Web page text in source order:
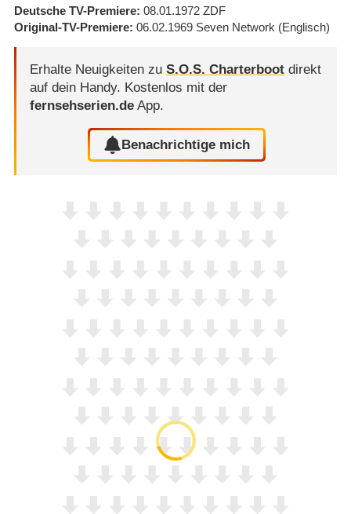
Deutsche TV-Premiere 08.01.1972 ZDF
Original-TV-Premiere 06.02.1969 Seven Network (Englisch)
Erhalte Neuigkeiten zu S.O.S. Charterbootdirekt
auf dein Handy. Kostenlos mit der
fernsehserien.deApp.
Benachrichtige mich